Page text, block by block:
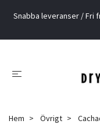
Snabba leveranser / Fri
Hem Övrigt